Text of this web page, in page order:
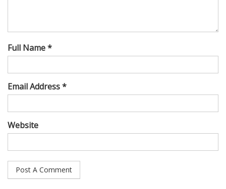
Full Name *
Email Address *
Website